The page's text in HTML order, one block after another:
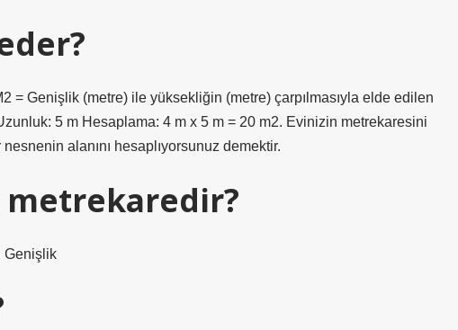
= Genişlik (metre) ile yüksekliğin (metre) çarpılmasıyla elde edilen
5 m Hesaplama: 4 m x 5 m = 20 m2. Evinizin metrekaresini
alanını hesaplıyorsunuz demektir.
metrekaredir?
Genişlik